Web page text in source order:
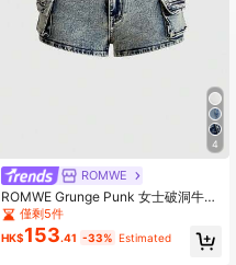
4
ROMWE
ROMWE Grunge Punk 女士破洞牛仔
低腰迷你短裤，朋克街头风
僅剩5件
HK$153.41 -33% Estimated